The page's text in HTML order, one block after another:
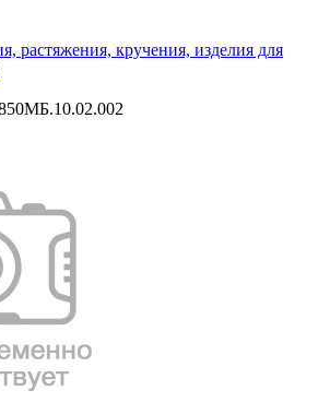
растяжения, кручения, изделия для